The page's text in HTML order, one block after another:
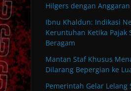
Hilgers dengan
Ibnu Khaldun: Indikasi
Keruntuhan Ketika Pajak
Beragam
Mantan Staf Khusus
Dilarang Bepergian ke
Pemerintah Gelar Lelang